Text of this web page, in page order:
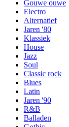
Gouwe ouwe
Electro
Alternatief
Jaren '80
Klassiek
House
Jazz
Soul
Classic rock
Blues
Latin
Jaren '90
R&B
Balladen